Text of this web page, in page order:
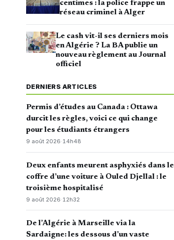
centimes : la police frappe un
réseau criminel à Alger
Le cash vit-il ses derniers mois
en Algérie ? La BA publie un
nouveau règlement au Journal
officiel
DERNIERS ARTICLES
Permis d’études au Canada : Ottawa
durcit les règles, voici ce qui change
pour les étudiants étrangers
9 août 2026·14h48
Deux enfants meurent asphyxiés dans le
coffre d’une voiture à Ouled Djellal : le
troisième hospitalisé
9 août 2026· 12h32
De l’Algérie à Marseille via la
Sardaigne: les dessous d’un vaste